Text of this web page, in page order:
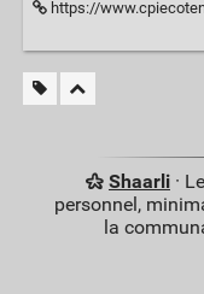
https://
Shaarli·
personnel,
la